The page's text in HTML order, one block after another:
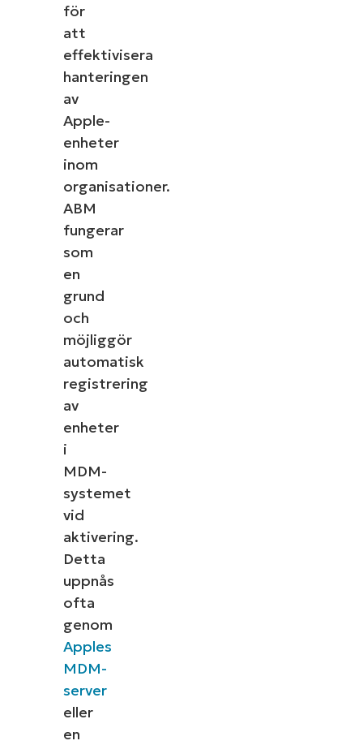
för
att
effektivisera
hanteringen
av
Apple-
enheter
inom
organisationer.
ABM
fungerar
som
en
grund
och
möjliggör
automatisk
registrering
av
enheter
i
MDM-
systemet
vid
aktivering.
Detta
uppnås
ofta
genom
Apples
MDM-
server
eller
en